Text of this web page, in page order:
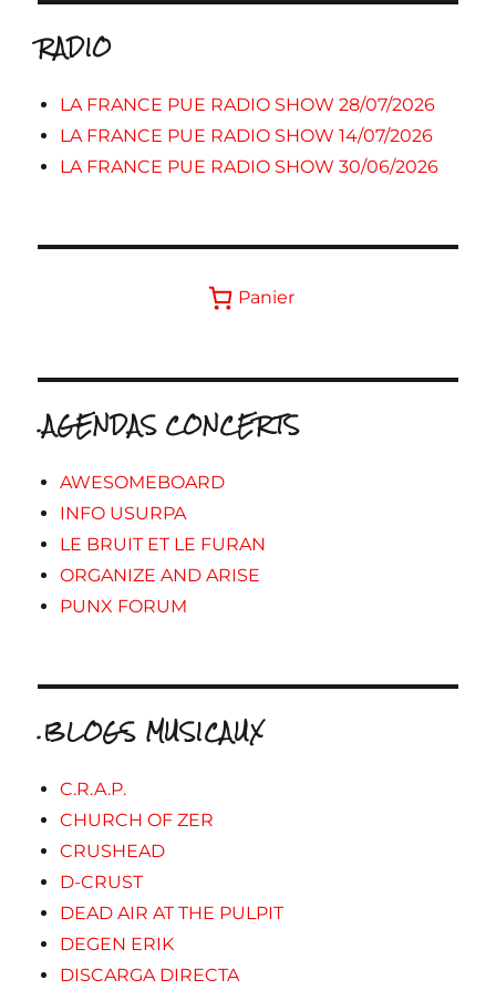
RADIO
LA FRANCE PUE RADIO SHOW 28/07/2026
LA FRANCE PUE RADIO SHOW 14/07/2026
LA FRANCE PUE RADIO SHOW 30/06/2026
Panier
.AGENDAS CONCERTS
AWESOMEBOARD
INFO USURPA
LE BRUIT ET LE FURAN
ORGANIZE AND ARISE
PUNX FORUM
.BLOGS MUSICAUX
C.R.A.P.
CHURCH OF ZER
CRUSHEAD
D-CRUST
DEAD AIR AT THE PULPIT
DEGEN ERIK
DISCARGA DIRECTA